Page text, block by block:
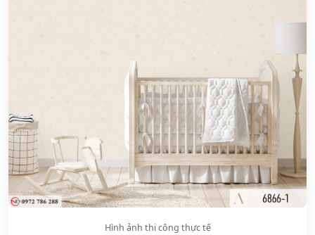
Hình ảnh thi công thực tế